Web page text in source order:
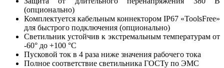
(опционально)
Комплектуется кабельным коннектором IP67 «ToolsFree»
для быстрого подключения (опционально)
Светильник устойчив к экстремальным температурам от
-60° до +100 °С
Пусковой ток в 4 раза ниже значения рабочего тока
Полное соответствие светильника ГОСТу по ЭМС